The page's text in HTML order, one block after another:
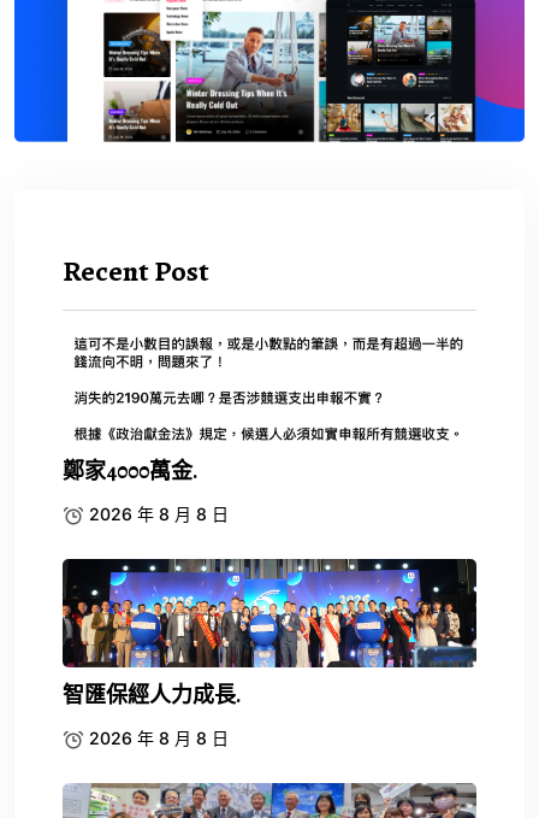
Recent Post
鄭家4000萬金.
2026 年 8 月 8 日
智匯保經人力成長.
2026 年 8 月 8 日